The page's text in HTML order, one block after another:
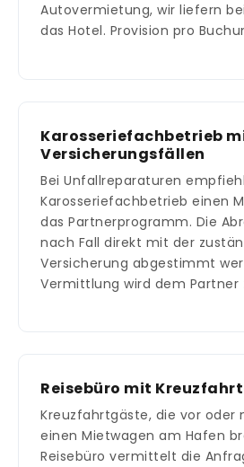
Autovermietung, wir liefern
das Hotel. Provision pro
Karosseriefachbetrieb
Versicherungsfällen
Bei Unfallreparaturen
Karosseriefachbetrieb einen
das Partnerprogramm. Die
nach Fall direkt mit der
Versicherung abgestimmt
Vermittlung wird dem Partner
Reisebüro mit
Kreuzfahrtgäste, die vor oder
einen Mietwagen am Hafen
Reisebüro vermittelt die